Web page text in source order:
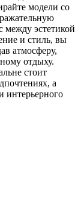
модели со
между эстетикой
и стиль, вы
атмосферу,
отдыху.
стоит
а
интерьерного